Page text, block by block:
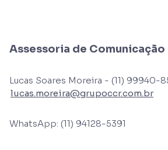
Assessoria de Comunicação
Lucas Soares Moreira - (11) 99940-
lucas.moreira@grupoccr.com.br
WhatsApp: (11) 94128-5391